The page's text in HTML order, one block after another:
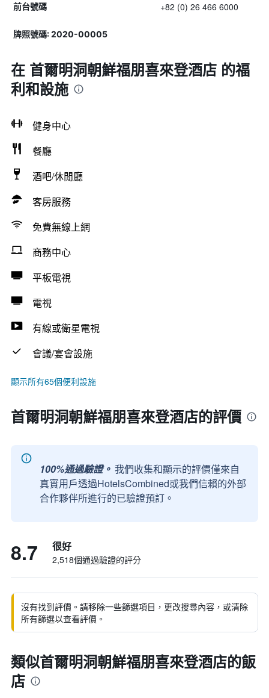
前台號碼 +82 (0) 26 466 6000
牌照號碼: 2020-00005
在 首爾明洞朝鮮福朋喜來登酒店 的福
利和設施
健身中心
餐廳
酒吧/休閒廳
客房服務
免費無線上網
商務中心
平板電視
電視
有線或衛星電視
會議/宴會設施
顯示所有65個便利設施
首爾明洞朝鮮福朋喜來登酒店的評價
100%通過驗證。 我們收集和顯示的評價僅來自
真實用戶透過HotelsCombined或我們信賴的外部
合作夥伴所進行的已驗證預訂。
8.7 很好
2,518個通過驗證的評分
沒有找到評價。請移除一些篩選項目，更改搜尋內容，或清除
所有篩選以查看評價。
類似首爾明洞朝鮮福朋喜來登酒店的飯
店